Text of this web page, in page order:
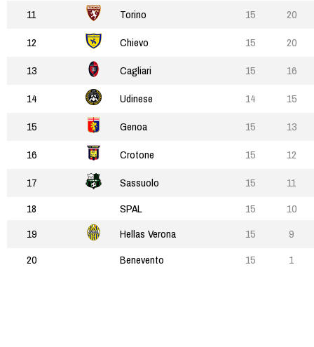
11
Torino 15
20
12
Chievo 15
20
13
Cagliari 15
16
14
Udinese 14
15
15
Genoa 15
13
16
Crotone 15
12
17
Sassuolo 15
11
18
SPAL 15
10
19
Hellas Verona 15
9
20
Benevento 15 1